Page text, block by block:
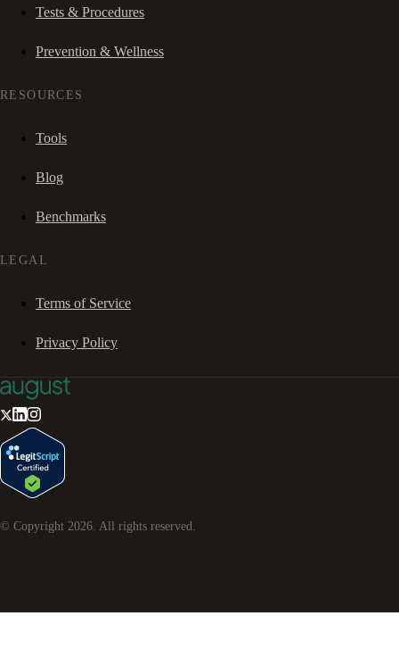
Tests & Procedures
Prevention & Wellness
RESOURCES
Tools
Blog
Benchmarks
LEGAL
Terms of Service
Privacy Policy
© Copyright 2026. All rights reserved.